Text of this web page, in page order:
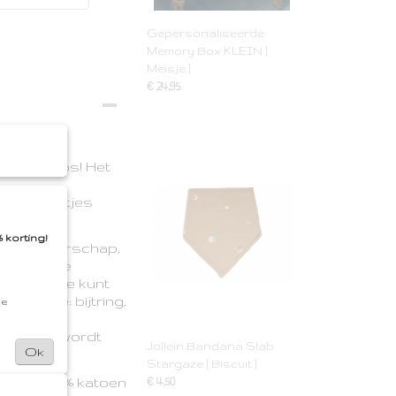
er op los! Het
belletjes
Zwangerschap,
is deze
geven. Je kunt
collectie: bijtring,
mooi wordt
100% katoen
Gepersonaliseerde
Memory Box KLEIN [
Meisje ]
€ 24,95
Jollein Bandana Slab
Stargaze [ Biscuit ]
€ 4,50
korting!
Ok